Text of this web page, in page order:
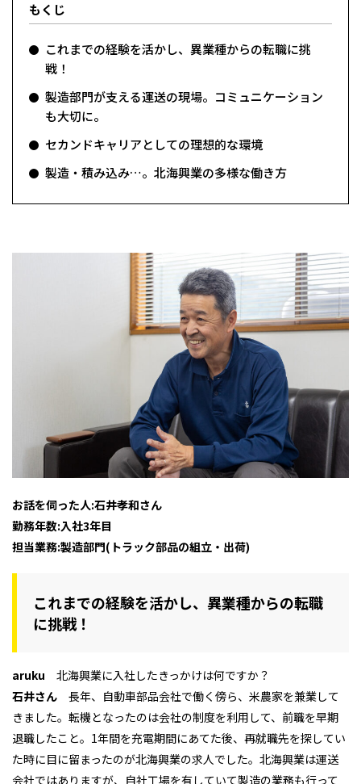
ランチ その他
その他
その他
もくじ
これまでの経験を活かし、異業種からの転職に挑
戦！
製造部門が支える運送の現場。コミュニケーション
も大切に。
セカンドキャリアとしての理想的な環境
製造・積み込み…。北海興業の多様な働き方
お話を伺った人:石井孝和さん
勤務年数:入社3年目
担当業務:製造部門(トラック部品の組立・出荷)
これまでの経験を活かし、異業種からの転職
に挑戦！
aruku 北海興業に入社したきっかけは何ですか？
石井さん 長年、自動車部品会社で働く傍ら、米農家を兼業して
きました。転機となったのは会社の制度を利用して、前職を早期
退職したこと。1年間を充電期間にあてた後、再就職先を探してい
た時に目に留まったのが北海興業の求人でした。北海興業は運送
会社ではありますが、自社工場を有していて製造の業務も行って